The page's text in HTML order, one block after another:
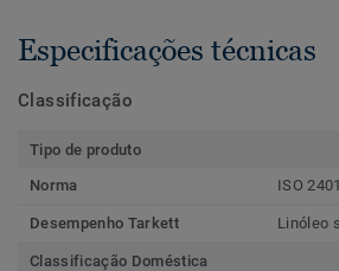
Especificações técnicas
Classificação
Tipo de produto
Norma
ISO
Desempenho Tarkett Linóleo
Classificação Doméstica